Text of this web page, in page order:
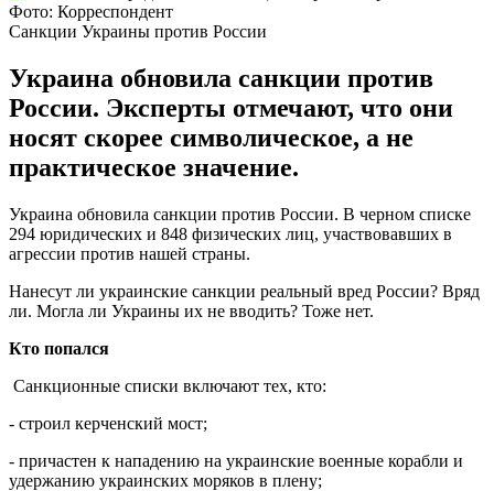
Фото: Корреспондент
Санкции Украины против России
Украина обновила санкции против
России. Эксперты отмечают, что они
носят скорее символическое, а не
практическое значение.
Украина обновила санкции против России. В черном списке
294 юридических и 848 физических лиц, участвовавших в
агрессии против нашей страны.
Нанесут ли украинские санкции реальный вред России? Вряд
ли. Могла ли Украины их не вводить? Тоже нет.
Кто попался
Санкционные списки включают тех, кто:
- строил керченский мост;
- причастен к нападению на украинские военные корабли и
удержанию украинских моряков в плену;